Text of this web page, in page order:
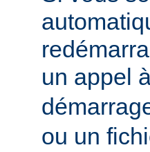
un appel
ou un